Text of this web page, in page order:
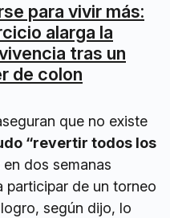
para vivir más:
alarga la
tras un
de colon
que no existe
“revertir todos los
dos semanas
participar de un torneo
según dijo, lo